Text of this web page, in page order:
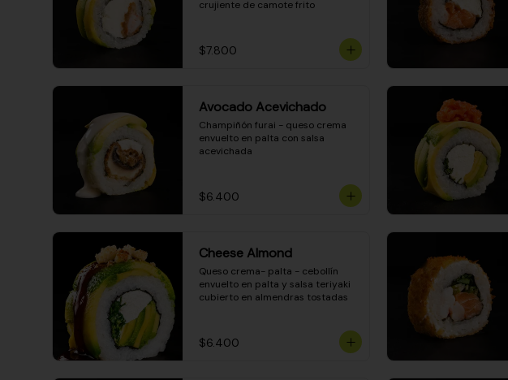
crujiente de camote frito
$7.800
Avocado Acevichado
Champiñón furai - queso crema
envuelto en palta con salsa
acevichada
$6.400
Cheese Almond
Queso crema- palta - cebollín
envuelto en palta y salsa teriyaki
cubierto en almendras tostadas
$6.400